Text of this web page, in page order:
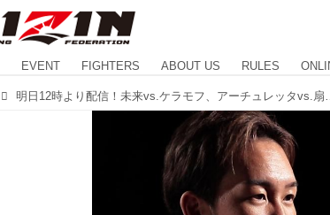
EVENT FIGHTERS ABOUT US RULES